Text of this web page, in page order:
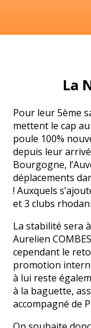
La
Pour leur 5ème
mettent le cap au
poule 100%
depuis leur
Bourgogne,
déplacements
! Auxquels
et 3 clubs
La stabilité sera
Aurelien
cependant le
promotion
à lui reste
à la baguette,
accompagné de